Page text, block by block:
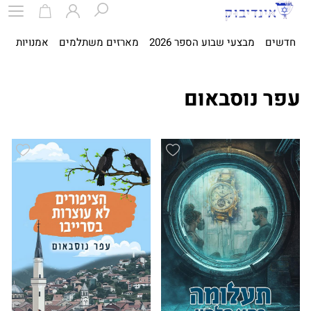
חדשים מבצעי שבוע הספר 2026 מארזים משתלמים אמנויות
עפר נוסבאום